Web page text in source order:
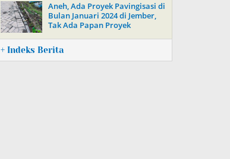
Aneh, Ada Proyek Pavingisasi di
Bulan Januari 2024 di Jember,
Tak Ada Papan Proyek
+ Indeks Berita